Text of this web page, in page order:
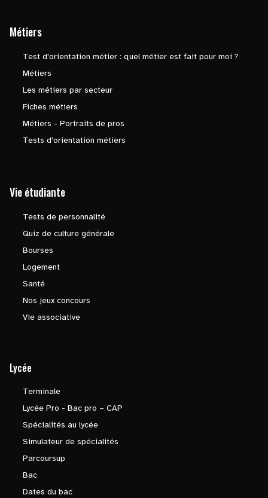
Métiers
Test d'orientation métier : quel métier est fait pour moi ?
Métiers
Les métiers par secteur
Fiches métiers
Métiers - Portraits de pros
Tests d'orientation métiers
Vie étudiante
Tests de personnalité
Quiz de culture générale
Bourses
Logement
Santé
Nos jeux concours
Vie associative
Lycée
Terminale
Lycée Pro - Bac pro – CAP
Spécialités au lycée
Simulateur de spécialités
Parcoursup
Bac
Dates du bac